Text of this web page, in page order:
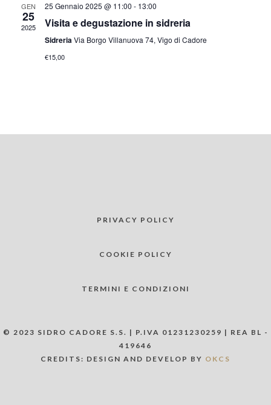
GEN
25
2025
25 Gennaio 2025 @ 11:00 - 13:00
Visita e degustazione in sidreria
SidreriaVia Borgo Villanuova 74, Vigo di Cadore
€15,00
PRIVACY POLICY
COOKIE POLICY
TERMINI E CONDIZIONI
© 2023 SIDRO CADORE S.S. | P.IVA 01231230259 | REA BL -
419646
CREDITS: DESIGN AND DEVELOP BY OKCS